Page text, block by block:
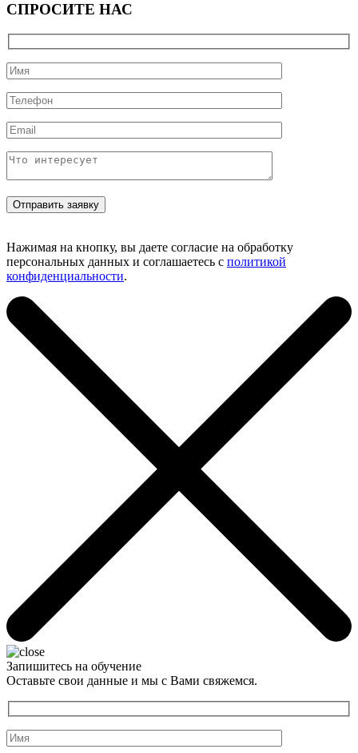
СПРОСИТЕ НАС
Нажимая на кнопку, вы даете согласие на обработку
персональных данных и соглашаетесь с политикой
конфиденциальности.
Запишитесь на обучение
Оставьте свои данные и мы с Вами свяжемся.